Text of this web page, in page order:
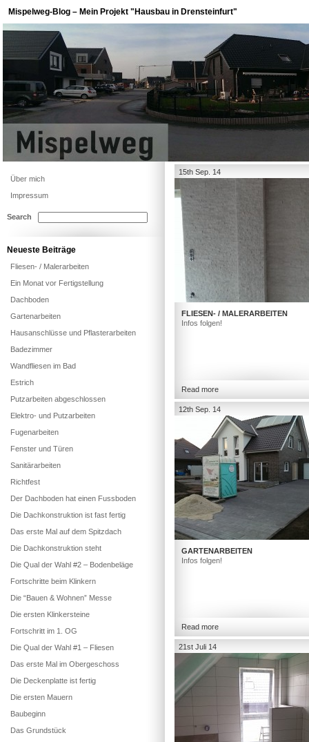
Mispelweg-Blog – Mein Projekt "Hausbau in Drensteinfurt"
15th Sep. 14
FLIESEN- / MALERARBEITEN
Infos folgen!
Read more
12th Sep. 14
GARTENARBEITEN
Infos folgen!
Read more
21st Juli 14
Über mich
Impressum
Search
Neueste Beiträge
Fliesen- / Malerarbeiten
Ein Monat vor Fertigstellung
Dachboden
Gartenarbeiten
Hausanschlüsse und Pflasterarbeiten
Badezimmer
Wandfliesen im Bad
Estrich
Putzarbeiten abgeschlossen
Elektro- und Putzarbeiten
Fugenarbeiten
Fenster und Türen
Sanitärarbeiten
Richtfest
Der Dachboden hat einen Fussboden
Die Dachkonstruktion ist fast fertig
Das erste Mal auf dem Spitzdach
Die Dachkonstruktion steht
Die Qual der Wahl #2 – Bodenbeläge
Fortschritte beim Klinkern
Die “Bauen & Wohnen” Messe
Die ersten Klinkersteine
Fortschritt im 1. OG
Die Qual der Wahl #1 – Fliesen
Das erste Mal im Obergeschoss
Die Deckenplatte ist fertig
Die ersten Mauern
Baubeginn
Das Grundstück